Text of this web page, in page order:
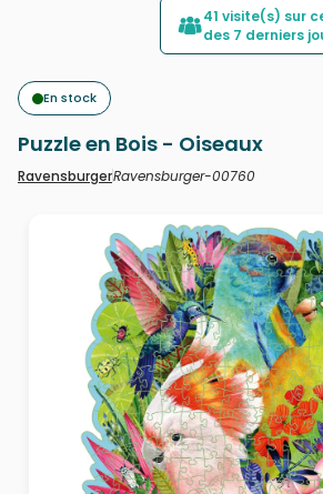
En stock
Puzzle en Bois - Oiseaux
RavensburgerRavensburger-00760
41 visite(s) sur
des 7 derniers